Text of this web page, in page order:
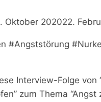
Oktober 202022.
#Angststörung
Interview-Folge von
zum Thema “Angst